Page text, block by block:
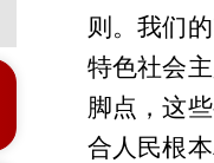
则。我们
特色社会
脚点，这
合人民根